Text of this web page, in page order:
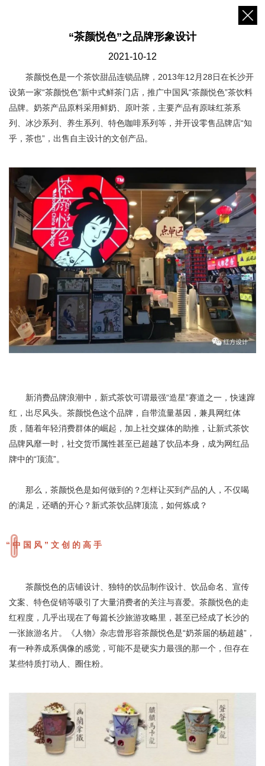
“茶颜悦色”之品牌形象设计
2021-10-12
茶颜悦色是一个茶饮甜品连锁品牌，2013年12月28日在长沙开
设第一家“茶颜悦色”新中式鲜茶门店，推广中国风“茶颜悦色”茶饮料
品牌。奶茶产品原料采用鲜奶、原叶茶，主要产品有原味红茶系
列、冰沙系列、养生系列、特色咖啡系列等，并开设零售品牌店“知
乎，茶也”，出售自主设计的文创产品。
新消费品牌浪潮中，新式茶饮可谓最强“造星”赛道之一，快速蹿
红，出尽风头。茶颜悦色这个品牌，自带流量基因，兼具网红体
质，随着年轻消费群体的崛起，加上社交媒体的助推，让新式茶饮
品牌风靡一时，社交货币属性甚至已超越了饮品本身，成为网红品
牌中的“顶流”。
那么，茶颜悦色是如何做到的？怎样让买到产品的人，不仅喝
的满足，还晒的开心？新式茶饮品牌顶流，如何炼成？
“中国风”文创的高手
茶颜悦色的店铺设计、独特的饮品制作设计、饮品命名、宣传
文案、特色促销等吸引了大量消费者的关注与喜爱。茶颜悦色的走
红程度，几乎出现在了每篇长沙旅游攻略里，甚至已经成了长沙的
一张旅游名片。《人物》杂志曾形容茶颜悦色是“奶茶届的杨超越”，
有一种养成系偶像的感觉，可能不是硬实力最强的那一个，但存在
某些特质打动人、圈住粉。